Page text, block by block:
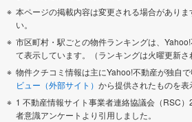
本ページの掲載内容は変更される場合があり
い。
市区町村・駅ごとの物件ランキングは、
て表示しています。（ランキングは火曜更新さ
物件クチコミ情報は主にYahoo!不動産が独自
ビュー（外部サイト） から提供されたものを表
1 不動産情報サイト事業者連絡協議会（RSC
者意識アンケートより引用しました。